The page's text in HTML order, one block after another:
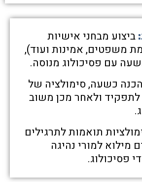
ביצוע מבחני אישיות
משפטים, אמינות ועוד),
עם פסיכולוג מנוסה.
הכנה כשעה, סימולציה של
לתפקיד ולאחר מכן משוב
תואמות לתרגילים
מילוא למורי נהיגה
פסיכולוג.